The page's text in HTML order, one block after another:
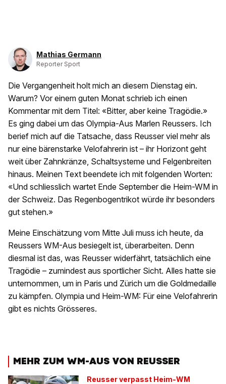
Mathias Germann
Reporter Sport
Die Vergangenheit holt mich an diesem Dienstag ein.
Warum? Vor einem guten Monat schrieb ich einen
Kommentar mit dem Titel: «Bitter, aber keine Tragödie.»
Es ging dabei um das Olympia-Aus Marlen Reussers. Ich
berief mich auf die Tatsache, dass Reusser viel mehr als
nur eine bärenstarke Velofahrerin ist – ihr Horizont geht
weit über Zahnkränze, Schaltsysteme und Felgenbreiten
hinaus. Meinen Text beendete ich mit folgenden Worten:
«Und schliesslich wartet Ende September die Heim-WM in
der Schweiz. Das Regenbogentrikot würde ihr besonders
gut stehen.»
Meine Einschätzung vom Mitte Juli muss ich heute, da
Reussers WM-Aus besiegelt ist, überarbeiten. Denn
diesmal ist das, was Reusser widerfährt, tatsächlich eine
Tragödie – zumindest aus sportlicher Sicht. Alles hatte sie
unternommen, um in Paris und Zürich um die Goldmedaille
zu kämpfen. Olympia und Heim-WM: Für eine Velofahrerin
gibt es nichts Grösseres.
MEHR ZUM WM-AUS VON REUSSER
Reusser verpasst Heim-WM